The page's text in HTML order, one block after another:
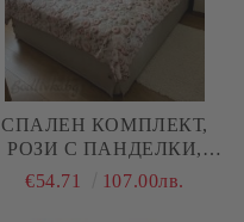
СПАЛЕН КОМПЛЕКТ,
РОЗИ С ПАНДЕЛКИ,
100% ПАМУК/ 5Д,
€54.71 107.00лв.